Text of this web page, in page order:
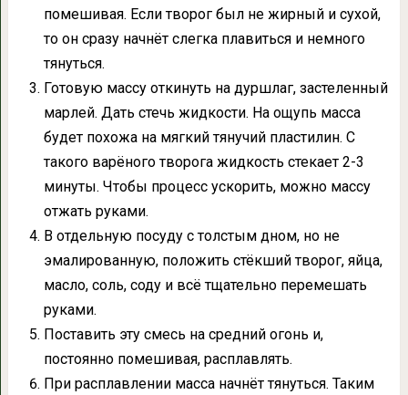
помешивая. Если творог был не жирный и сухой,
то он сразу начнёт слегка плавиться и немного
тянуться.
Готовую массу откинуть на дуршлаг, застеленный
марлей. Дать стечь жидкости. На ощупь масса
будет похожа на мягкий тянучий пластилин. С
такого варёного творога жидкость стекает 2-3
минуты. Чтобы процесс ускорить, можно массу
отжать руками.
В отдельную посуду с толстым дном, но не
эмалированную, положить стёкший творог, яйца,
масло, соль, соду и всё тщательно перемешать
руками.
Поставить эту смесь на средний огонь и,
постоянно помешивая, расплавлять.
При расплавлении масса начнёт тянуться. Таким